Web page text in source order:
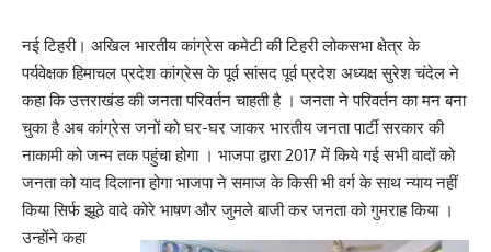
नई टिहरी। अखिल भारतीय कांग्रेस कमेटी की टिहरी लोकसभा क्षेत्र के
पर्यवेक्षक हिमाचल प्रदेश कांग्रेस के पूर्व सांसद पूर्व प्रदेश अध्यक्ष सुरेश चंदेल ने
कहा कि उत्तराखंड की जनता परिवर्तन चाहती है । जनता ने परिवर्तन का मन बना
चुका है अब कांग्रेस जनों को घर-घर जाकर भारतीय जनता पार्टी सरकार की
नाकामी को जन्म तक पहुंचा होगा । भाजपा द्वारा 2017 में किये गई सभी वादों को
जनता को याद दिलाना होगा भाजपा ने समाज के किसी भी वर्ग के साथ न्याय नहीं
किया सिर्फ झूठे वादे कोरे भाषण और जुमले बाजी कर जनता को गुमराह किया ।
उन्होंने कहा